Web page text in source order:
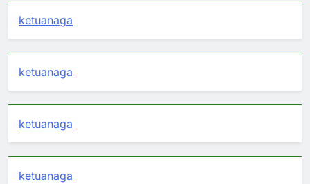
ketuanaga
ketuanaga
ketuanaga
ketuanaga